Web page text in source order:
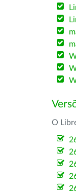
O